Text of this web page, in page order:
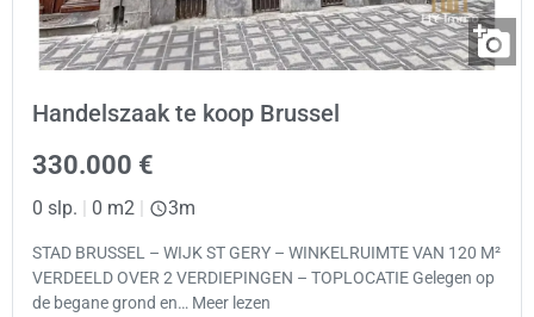
Handelszaak te koop Brussel
330.000 €
0 slp. 0 m2 3m
STAD BRUSSEL – WIJK ST GERY – WINKELRUIMTE VAN 120 M²
VERDEELD OVER 2 VERDIEPINGEN – TOPLOCATIE Gelegen op
de begane grond en… Meer lezen